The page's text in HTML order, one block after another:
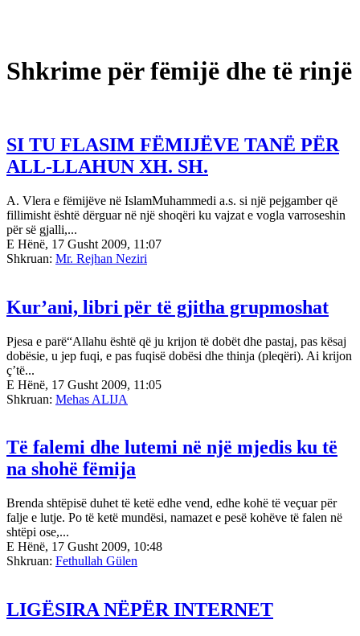
Shkrime për fëmijë dhe të rinjë
SI TU FLASIM FËMIJËVE TANË PËR
ALL-LLAHUN XH. SH.
A. Vlera e fëmijëve në IslamMuhammedi a.s. si një pejgamber që
fillimisht është dërguar në një shoqëri ku vajzat e vogla varroseshin
për së gjalli,...
E Hënë, 17 Gusht 2009, 11:07
Shkruan: Mr. Rejhan Neziri
Kur’ani, libri për të gjitha grupmoshat
Pjesa e parë“Allahu është që ju krijon të dobët dhe pastaj, pas kësaj
dobësie, u jep fuqi, e pas fuqisë dobësi dhe thinja (pleqëri). Ai krijon
ç’të...
E Hënë, 17 Gusht 2009, 11:05
Shkruan: Mehas ALIJA
Të falemi dhe lutemi në një mjedis ku të
na shohë fëmija
Brenda shtëpisë duhet të ketë edhe vend, edhe kohë të ve­çuar për
falje e lutje. Po të ketë mundësi, namazet e pesë kohë­ve të falen në
shtëpi ose,...
E Hënë, 17 Gusht 2009, 10:48
Shkruan: Fethullah Gülen
LIGËSIRA NËPËR INTERNET